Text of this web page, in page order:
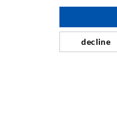
Slør- og flateinjeksjon
Fugereparasjon
Tunnel og Anleggdecline